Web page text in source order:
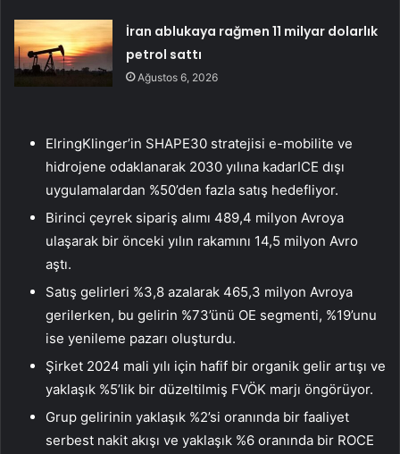
İran ablukaya rağmen 11 milyar dolarlık
petrol sattı
Ağustos 6, 2026
ElringKlinger’in SHAPE30 stratejisi e-mobilite ve
hidrojene odaklanarak 2030 yılına kadarICE dışı
uygulamalardan %50’den fazla satış hedefliyor.
Birinci çeyrek sipariş alımı 489,4 milyon Avroya
ulaşarak bir önceki yılın rakamını 14,5 milyon Avro
aştı.
Satış gelirleri %3,8 azalarak 465,3 milyon Avroya
gerilerken, bu gelirin %73’ünü OE segmenti, %19’unu
ise yenileme pazarı oluşturdu.
Şirket 2024 mali yılı için hafif bir organik gelir artışı ve
yaklaşık %5’lik bir düzeltilmiş FVÖK marjı öngörüyor.
Grup gelirinin yaklaşık %2’si oranında bir faaliyet
serbest nakit akışı ve yaklaşık %6 oranında bir ROCE